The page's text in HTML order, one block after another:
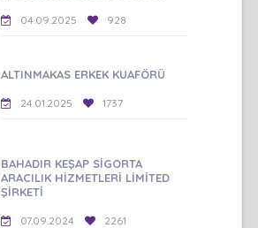
04.09.2025 928
ALTINMAKAS ERKEK KUAFÖRÜ
24.01.2025 1737
BAHADIR KEŞAP SİGORTA
ARACILIK HİZMETLERİ LİMİTED
ŞİRKETİ
07.09.2024 2261